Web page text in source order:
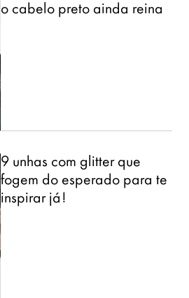
o cabelo preto ainda reina
9 unhas com glitter que
fogem do esperado para te
inspirar já!